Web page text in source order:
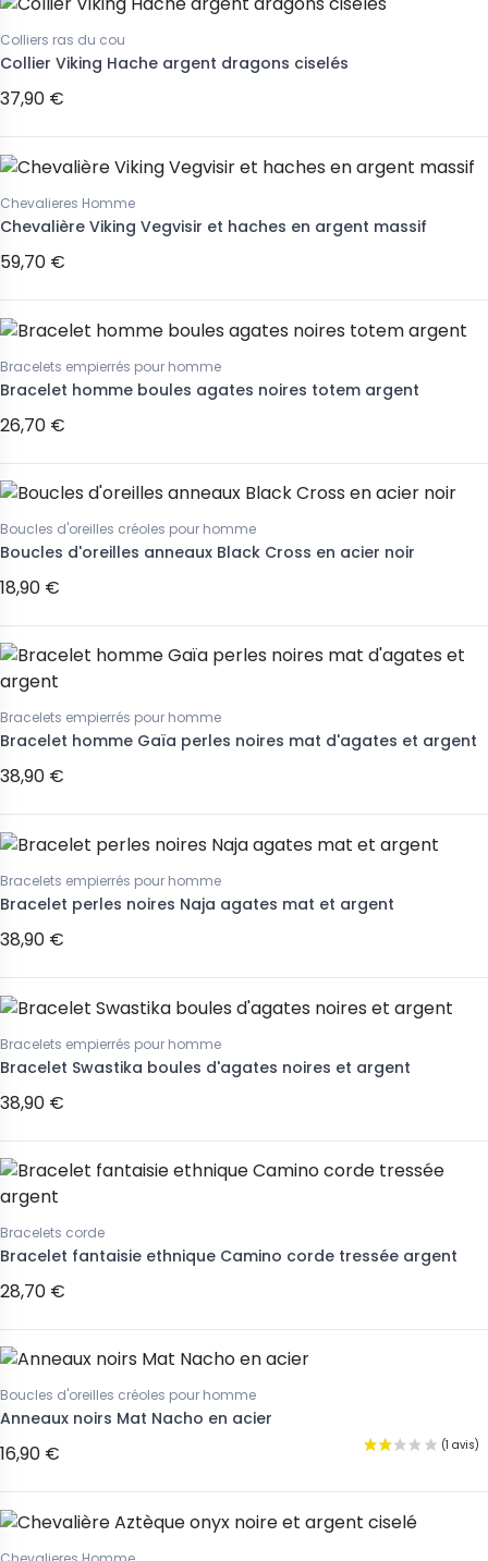
Colliers ras du cou
Collier Viking Hache argent dragons ciselés
37,90 €
Chevalieres Homme
Chevalière Viking Vegvisir et haches en argent massif
59,70 €
Bracelets empierrés pour homme
Bracelet homme boules agates noires totem argent
26,70 €
Boucles d'oreilles créoles pour homme
Boucles d'oreilles anneaux Black Cross en acier noir
18,90 €
Bracelets empierrés pour homme
Bracelet homme Gaïa perles noires mat d'agates et argent
38,90 €
Bracelets empierrés pour homme
Bracelet perles noires Naja agates mat et argent
38,90 €
Bracelets empierrés pour homme
Bracelet Swastika boules d'agates noires et argent
38,90 €
Bracelets corde
Bracelet fantaisie ethnique Camino corde tressée argent
28,70 €
Boucles d'oreilles créoles pour homme
Anneaux noirs Mat Nacho en acier
16,90 €